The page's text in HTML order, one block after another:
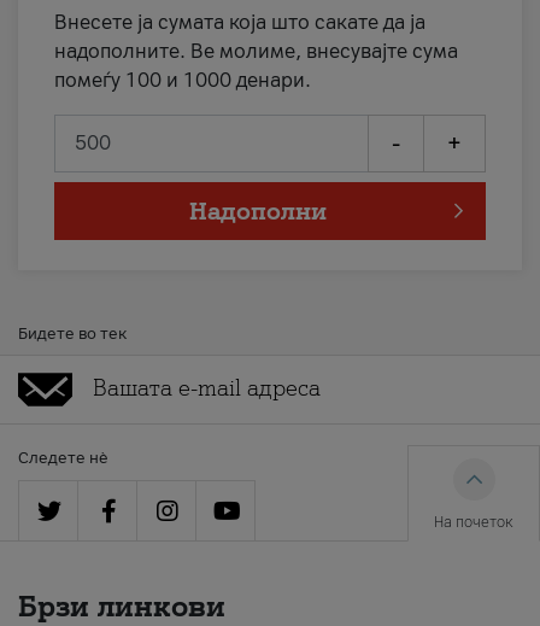
Внесете ја сумата која што сакате да ја
надополните. Ве молиме, внесувајте сума
помеѓу 100 и 1000 денари.
- +
Надополни
Бидете во тек
Следете нè
На почеток
Брзи линкови